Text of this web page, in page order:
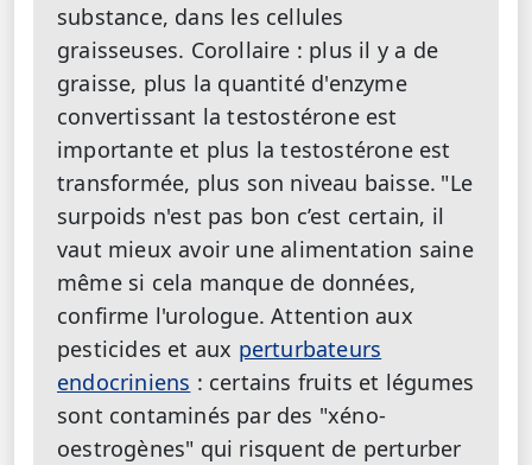
substance, dans les cellules
graisseuses. Corollaire : plus il y a de
graisse, plus la quantité d'enzyme
convertissant la testostérone est
importante et plus la testostérone est
transformée, plus son niveau baisse. "Le
surpoids n'est pas bon c’est certain, il
vaut mieux avoir une alimentation saine
même si cela manque de données,
confirme l'urologue. Attention aux
pesticides et aux perturbateurs
endocriniens : certains fruits et légumes
sont contaminés par des "xéno-
oestrogènes" qui risquent de perturber